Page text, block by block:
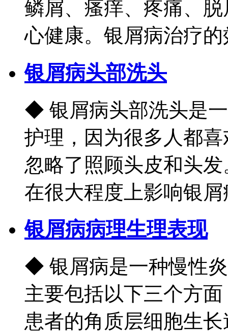
鳞屑、瘙痒、疼痛、
心健康。银屑病治疗的
银屑病头部洗头
◆ 银屑病头部洗头是
护理，因为很多人都
忽略了照顾头皮和头
在很大程度上影响银屑
银屑病病理生理表现
◆ 银屑病是一种慢性
主要包括以下三个方
患者的角质层细胞生